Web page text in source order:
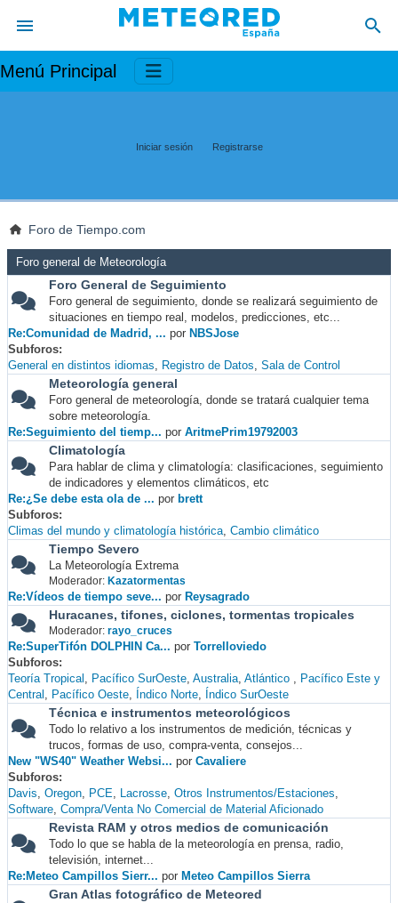
Menú Principal
Iniciar sesión Registrarse
Foro de Tiempo.com
Foro general de Meteorología
Foro General de Seguimiento
Foro general de seguimiento, donde se realizará seguimiento de
situaciones en tiempo real, modelos, predicciones, etc...
Re:Comunidad de Madrid, ... por NBSJose
Subforos
General en distintos idiomas
Registro de Datos Sala de Control
Meteorología general
Foro general de meteorología, donde se tratará cualquier tema
sobre meteorología.
Re:Seguimiento del tiemp... por AritmePrim19792003
Climatología
Para hablar de clima y climatología: clasificaciones, seguimiento
de indicadores y elementos climáticos, etc
Re:¿Se debe esta ola de ... por brett
Subforos
Climas del mundo y climatología histórica Cambio climático
Tiempo Severo
La Meteorología Extrema
Moderador: Kazatormentas
Re:Vídeos de tiempo seve... por Reysagrado
Huracanes, tifones, ciclones, tormentas tropicales
Moderador: rayo_cruces
Re:SuperTifón DOLPHIN Ca... por Torrelloviedo
Subforos
Teoría Tropical
Pacífico SurOeste Australia Atlántico
Pacífico Este y
Central
Pacífico Oeste Índico Norte Índico SurOeste
Técnica e instrumentos meteorológicos
Todo lo relativo a los instrumentos de medición, técnicas y
trucos, formas de uso, compra-venta, consejos...
New "WS40" Weather Websi... por Cavaliere
Subforos
Davis Oregon PCE Lacrosse Otros Instrumentos/Estaciones
Software Compra/Venta No Comercial de Material Aficionado
Revista RAM y otros medios de comunicación
Todo lo que se habla de la meteorología en prensa, radio,
televisión, internet...
Re:Meteo Campillos Sierr... por Meteo Campillos Sierra
Gran Atlas fotográfico de Meteored